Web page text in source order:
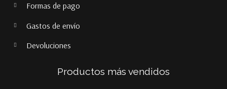
Formas de pago
Gastos de envío
Devoluciones
Productos más vendidos